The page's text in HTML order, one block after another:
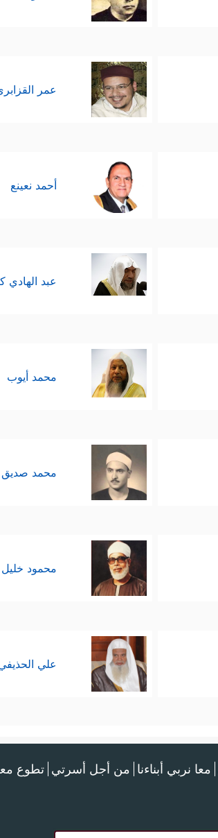
عمر
أحمد نعينع
عبد الهادي
محمد أيوب
محمد صديق
محمود
علي
معا نربي أبناءنا من أجل أسرتي تطوع